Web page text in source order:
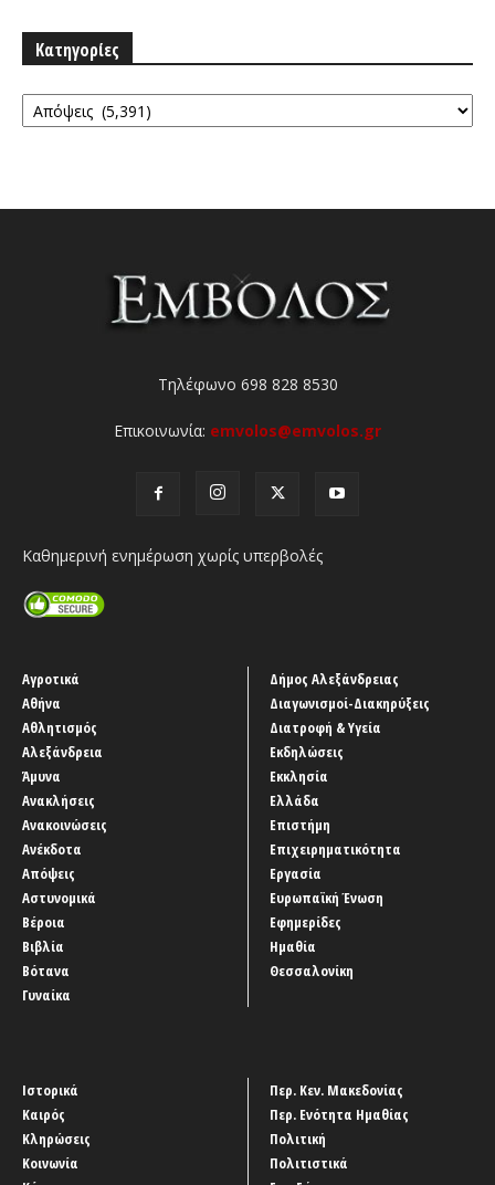
Κατηγορίες
Κατηγορίες
Τηλέφωνο 698 828 8530
Επικοινωνία: emvolos@emvolos.gr
Καθημερινή ενημέρωση χωρίς υπερβολές
Αγροτικά
Αθήνα
Αθλητισμός
Αλεξάνδρεια
Άμυνα
Ανακλήσεις
Ανακοινώσεις
Ανέκδοτα
Απόψεις
Αστυνομικά
Βέροια
Βιβλία
Βότανα
Γυναίκα
Δήμος Αλεξάνδρειας
Διαγωνισμοί-Διακηρύξεις
Διατροφή & Υγεία
Εκδηλώσεις
Εκκλησία
Ελλάδα
Επιστήμη
Επιχειρηματικότητα
Εργασία
Ευρωπαϊκή Ένωση
Εφημερίδες
Ημαθία
Θεσσαλονίκη
Ιστορικά
Καιρός
Κληρώσεις
Κοινωνία
Περ. Κεν. Μακεδονίας
Περ. Ενότητα Ημαθίας
Πολιτική
Πολιτιστικά